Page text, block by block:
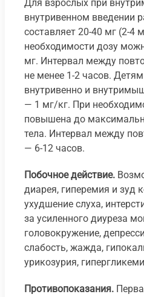
Для взрослых при
внутривенном введении
составляет 20-40 мг (2-4
необходимости дозу
мг. Интервал между
не менее 1-2 часов.
внутривенно и
— 1 мг/кг. При
повышена до
тела. Интервал между
— 6-12 часов.
Побочное действие.
диарея, гиперемия и зуд
ухудшение слуха,
за усиленного диуреза
головокружение,
слабость, жажда,
урикозурия,
Противопоказания.